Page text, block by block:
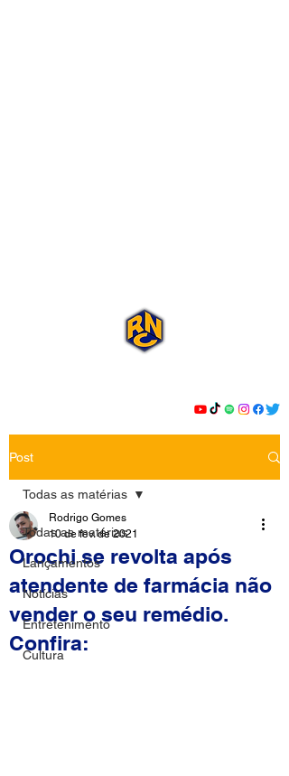
Post
Todas as matérias
Lançamentos
Notícias
Entretenimento
Cultura
Todas as matérias
Orochi se revolta após
atendente de farmácia não
vender o seu remédio.
Confira:
Rodrigo Gomes
10 de fev. de 2021